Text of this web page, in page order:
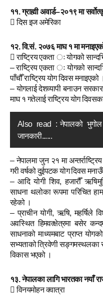
११. ग्राह्मी अवार्ड–२०१९ मा
 दिस इज अमेरिका
१२. वि.सं. २०७६ माघ १ मा
 राष्ट्रिय एकता ः योगको
– राष्ट्रिय एकता ः योगको
पाँचौँ राष्ट्रिय योग दिवस मनाइएको ।
– योगलाई देशव्यापी बनाउन
माघ १ गतेलाई राष्ट्रिय योग
Also read : नेपालको
जानकारी......
– नेपालमा जुन २१ मा
गरी वर्षको दुईपटक योग दिवस
– आदि योगी शिव, हजारौँ
साधना थलोका रूपमा परिचित
रहेको ।
– प्राचीन योगी, ऋषि, महर्षिले
अवस्थित हिमवत्क्षेत्रमा बसेर
साधनाको माध्यमबाट प्राप्त
सभ्यताको त्रिवेणी सङ्गमस्थलका
विकास भएको ।
१३. नेपालका लागि भारतका नयाँ
 विनयमोहन क्वात्रा